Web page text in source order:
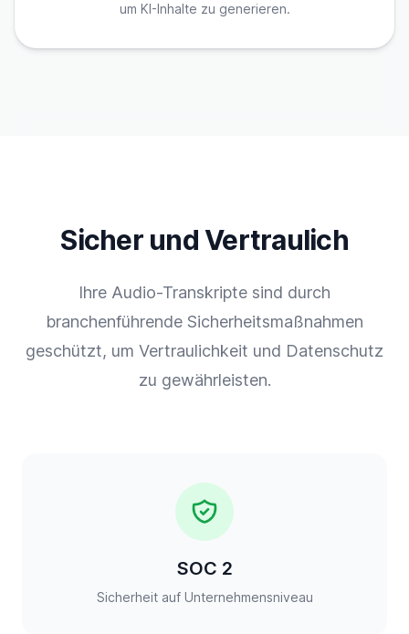
um KI-Inhalte zu generieren.
Sicher und Vertraulich
Ihre Audio-Transkripte sind durch
branchenführende Sicherheitsmaßnahmen
geschützt, um Vertraulichkeit und Datenschutz
zu gewährleisten.
SOC 2
Sicherheit auf Unternehmensniveau